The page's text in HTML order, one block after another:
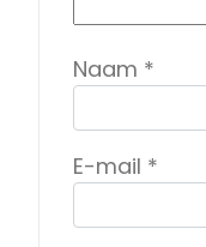
Naam *
E-mail *